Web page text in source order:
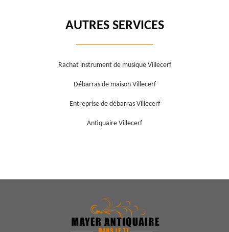
AUTRES SERVICES
Rachat instrument de musique Villecerf
Débarras de maison Villecerf
Entreprise de débarras Villecerf
Antiquaire Villecerf